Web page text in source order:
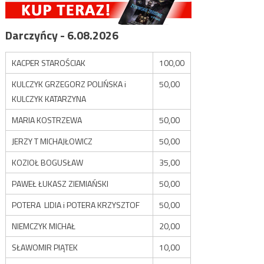
Darczyńcy - 6.08.2026
KACPER STAROŚCIAK
100,00
KULCZYK GRZEGORZ POLIŃSKA i
KULCZYK KATARZYNA
50,00
MARIA KOSTRZEWA
50,00
JERZY T MICHAJŁOWICZ
50,00
KOZIOŁ BOGUSŁAW
35,00
PAWEŁ ŁUKASZ ZIEMIAŃSKI
50,00
POTERA LIDIA i POTERA KRZYSZTOF
50,00
NIEMCZYK MICHAŁ
20,00
SŁAWOMIR PIĄTEK
10,00